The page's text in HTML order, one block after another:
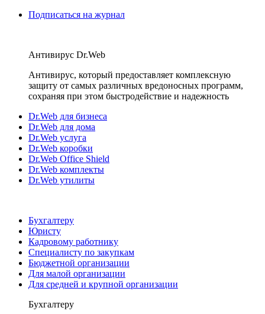
Подписаться на журнал
Антивирус Dr.Web
Антивирус, который предоставляет комплексную
защиту от самых различных вредоносных программ,
сохраняя при этом быстродействие и надежность
Dr.Web для бизнеса
Dr.Web для дома
Dr.Web услуга
Dr.Web коробки
Dr.Web Office Shield
Dr.Web комплекты
Dr.Web утилиты
Бухгалтеру
Юристу
Кадровому работнику
Специалисту по закупкам
Бюджетной организации
Для малой организации
Для средней и крупной организации
Бухгалтеру